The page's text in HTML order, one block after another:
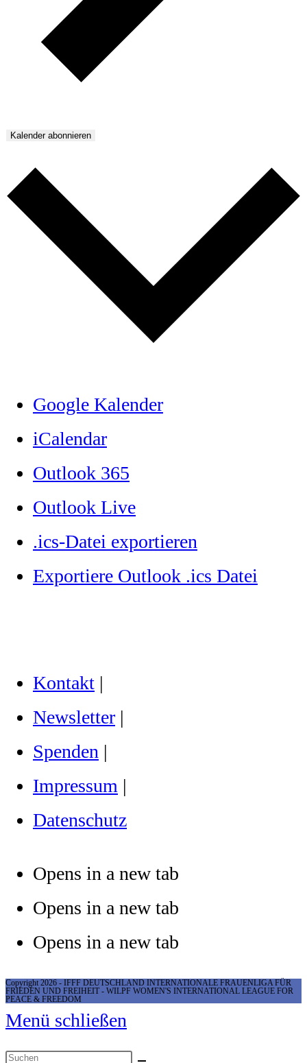
Kalender abonnieren
Google Kalender
iCalendar
Outlook 365
Outlook Live
.ics-Datei exportieren
Exportiere Outlook .ics Datei
Kontakt |
Newsletter |
Spenden |
Impressum |
Datenschutz
Opens in a new tab
Opens in a new tab
Opens in a new tab
Copyright 2026 - IFFF DEUTSCHLAND INTERNATIONALE FRAUENLIGA FÜR
FRIEDEN UND FREIHEIT - WILPF WOMEN'S INTERNATIONAL LEAGUE FOR
PEACE & FREEDOM
Menü schließen